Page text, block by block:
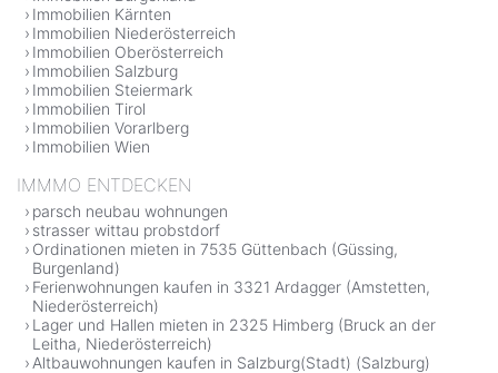
Immobilien Kärnten
Immobilien Niederösterreich
Immobilien Oberösterreich
Immobilien Salzburg
Immobilien Steiermark
Immobilien Tirol
Immobilien Vorarlberg
Immobilien Wien
IMMMO ENTDECKEN
parsch neubau wohnungen
strasser wittau probstdorf
Ordinationen mieten in 7535 Güttenbach (Güssing,
Burgenland)
Ferienwohnungen kaufen in 3321 Ardagger (Amstetten,
Niederösterreich)
Lager und Hallen mieten in 2325 Himberg (Bruck an der
Leitha, Niederösterreich)
Altbauwohnungen kaufen in Salzburg(Stadt) (Salzburg)